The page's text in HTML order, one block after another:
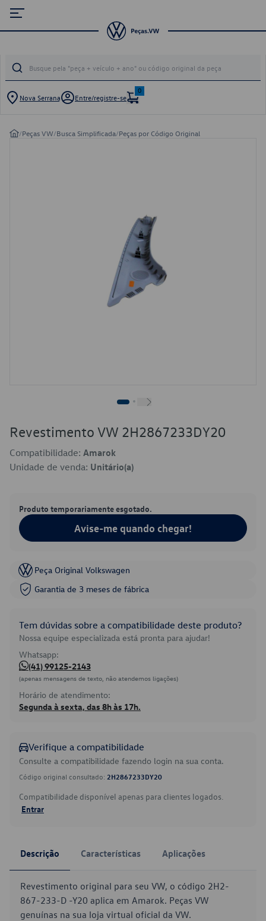
Nova Serrana Entre/registre-se
0
/Peças VW/Busca Simplificada/Peças por Código Original
Revestimento VW 2H2867233DY20
Compatibilidade: Amarok
Unidade de venda: Unitário(a)
Produto temporariamente esgotado.
Avise-me quando chegar!
Peça Original Volkswagen
Garantia de 3 meses de fábrica
Tem dúvidas sobre a compatibilidade deste produto?
Nossa equipe especializada está pronta para ajudar!
Whatsapp:
(41) 99125-2143
(apenas mensagens de texto, não atendemos ligações)
Horário de atendimento:
Segunda à sexta, das 8h às 17h.
Verifique a compatibilidade
Consulte a compatibilidade fazendo login na sua conta.
Código original consultado: 2H2867233DY20
Compatibilidade disponível apenas para clientes logados.
Entrar
Descrição Características Aplicações
Revestimento original para seu VW, o código 2H2-
867-233-D -Y20 aplica em Amarok. Peças VW
genuínas na sua loja virtual oficial da VW.